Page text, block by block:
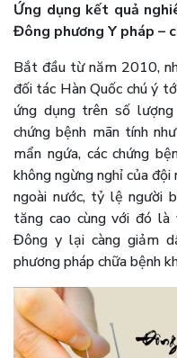
Ứng dụng kết quả
Đông phương Y pháp –
Bắt đầu từ năm 2010,
đối tác Hàn Quốc chú ý
ứng dụng trên số
chứng bệnh mãn tính
mẩn ngứa, các chứng
không ngừng nghỉ của
ngoài nước, tỷ lệ người
tăng cao cùng với đó
Đông y lại càng giảm
phương pháp chữa bệnh